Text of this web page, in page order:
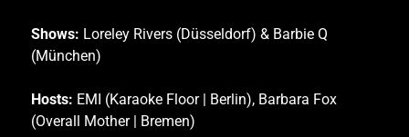
Shows: Loreley Rivers (Düsseldorf) & Barbie Q
(München)
Hosts: EMI (Karaoke Floor | Berlin), Barbara Fox
(Overall Mother | Bremen)